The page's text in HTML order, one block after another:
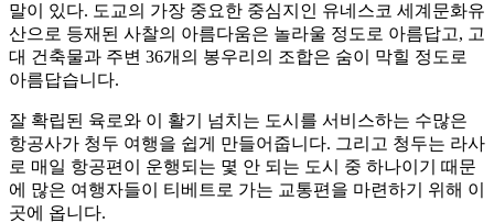
말이 있다. 도교의 가장 중요한 중심지인 유네스코 세계문화유
산으로 등재된 사찰의 아름다움은 놀라울 정도로 아름답고, 고
대 건축물과 주변 36개의 봉우리의 조합은 숨이 막힐 정도로
아름답습니다.
잘 확립된 육로와 이 활기 넘치는 도시를 서비스하는 수많은
항공사가 청두 여행을 쉽게 만들어줍니다. 그리고 청두는 라사
로 매일 항공편이 운행되는 몇 안 되는 도시 중 하나이기 때문
에 많은 여행자들이 티베트로 가는 교통편을 마련하기 위해 이
곳에 옵니다.